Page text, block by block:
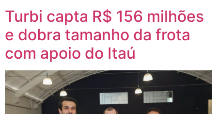
Turbi capta R$ 156 milhões
e dobra tamanho da frota
com apoio do Itaú